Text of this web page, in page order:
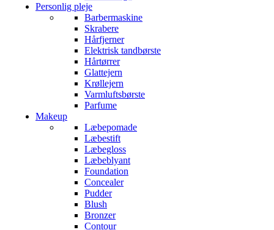
Personlig pleje
Barbermaskine
Skrabere
Hårfjerner
Elektrisk tandbørste
Hårtørrer
Glattejern
Krøllejern
Varmluftsbørste
Parfume
Makeup
Læbepomade
Læbestift
Læbegloss
Læbeblyant
Foundation
Concealer
Pudder
Blush
Bronzer
Contour